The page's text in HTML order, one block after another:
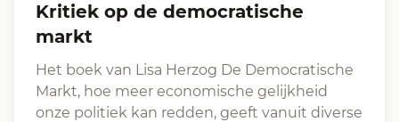
Kritiek op de democratische
markt
Het boek van Lisa Herzog De Democratische
Markt, hoe meer economische gelijkheid
onze politiek kan redden, geeft vanuit diverse